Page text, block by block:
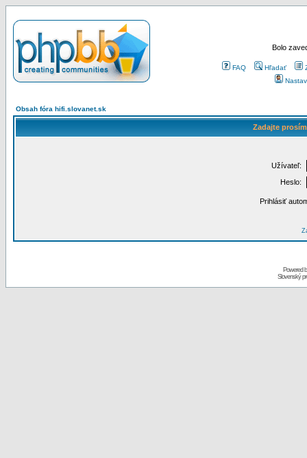
Bolo
FAQ Hľadať
Obsah fóra hifi.slovanet.sk
Zadajte
Užívateľ:
Heslo:
Prihlásiť
Powered
Slovenský